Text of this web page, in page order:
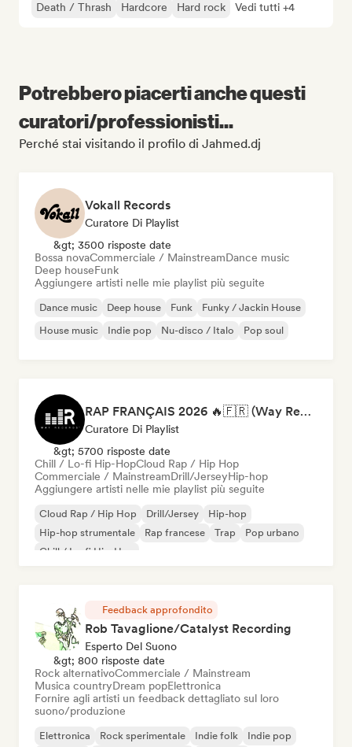
Death / Thrash
Hardcore Hard rock Vedi tutti +4
Potrebbero piacerti anche questi
curatori/professionisti...
Perché stai visitando il profilo di Jahmed.dj
Vokall Records
Curatore Di Playlist
&gt; 3500 risposte date
Bossa novaCommerciale / MainstreamDance music
Deep houseFunk
Aggiungere artisti nelle mie playlist più seguite
Dance music Deep house Funk
Funky / Jackin House
House music
Indie pop Nu-disco / Italo Pop soul
RAP FRANÇAIS 2026 🔥🇫🇷 (Way Records)
Curatore Di Playlist
&gt; 5700 risposte date
Chill / Lo-fi Hip-HopCloud Rap / Hip Hop
Commerciale / MainstreamDrill/JerseyHip-hop
Aggiungere artisti nelle mie playlist più seguite
Cloud Rap / Hip Hop Drill/Jersey
Hip-hop
Hip-hop strumentale
Rap francese Trap
Pop urbano
Chill / Lo-fi Hip-Hop
Feedback approfondito
Rob Tavaglione/Catalyst Recording
Esperto Del Suono
&gt; 800 risposte date
Rock alternativoCommerciale / Mainstream
Musica countryDream popElettronica
Fornire agli artisti un feedback dettagliato sul loro
suono/produzione
Elettronica Rock sperimentale Indie folk
Indie pop